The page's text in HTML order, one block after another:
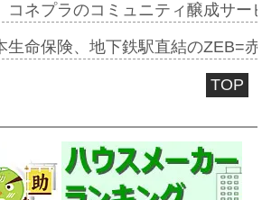
コネプラのコミュニティ醸成サ
生命保険、地下鉄駅直結のZEB=
TOP